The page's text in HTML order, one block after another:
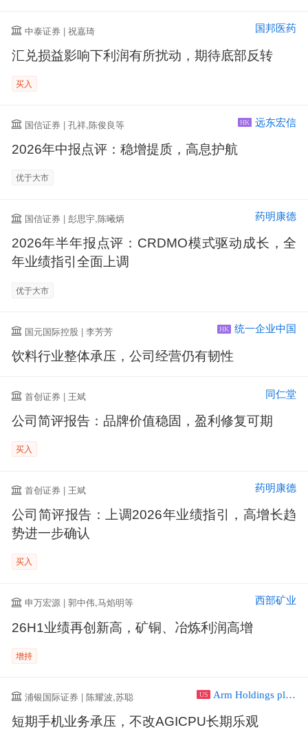
中泰证券 | 祝嘉琦 国邦医药
汇兑损益影响下利润有所扰动，期待底部反转
买入
国信证券 | 孔祥,陈俊良等 HK 远东宏信
2026年中报点评：稳增提质，高息护航
优于大市
国信证券 | 彭思宇,陈曦炳 药明康德
2026年半年报点评：CRDMO模式驱动成长，全
年业绩指引全面上调
优于大市
国元国际控股 | 李芳芳 HK 统一企业中国
饮料行业整体承压，公司经营仍有韧性
首创证券 | 王斌 同仁堂
公司简评报告：品牌价值稳固，盈利修复可期
买入
首创证券 | 王斌 药明康德
公司简评报告：上调2026年业绩指引，高增长趋
势进一步确认
买入
申万宏源 | 郭中伟,马焰明等 西部矿业
26H1业绩再创新高，矿铜、冶炼利润高增
增持
浦银国际证券 | 陈耀波,苏聪 US Arm Holdings plc ADR
短期手机业务承压，不改AGICPU长期乐观